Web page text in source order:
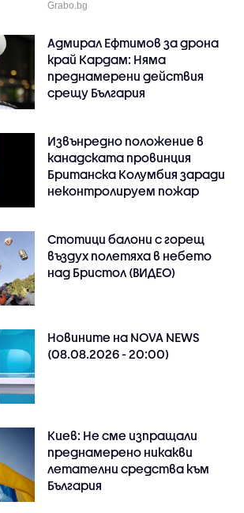
Grabo.bg
Адмирал Ефтимов за дрона
край Кардам: Няма
преднамерени действия
срещу България
Извънредно положение в
канадската провинция
Британска Колумбия заради
неконтролируем пожар
Стотици балони с горещ
въздух полетяха в небето
над Бристол (ВИДЕО)
Новините на NOVA NEWS
(08.08.2026 - 20:00)
Киев: Не сме изпращали
преднамерено никакви
летателни средства към
България